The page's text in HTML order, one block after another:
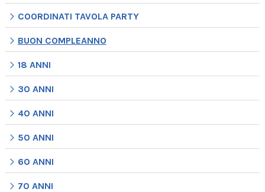
COORDINATI TAVOLA PARTY
BUON COMPLEANNO
18 ANNI
30 ANNI
40 ANNI
50 ANNI
60 ANNI
70 ANNI